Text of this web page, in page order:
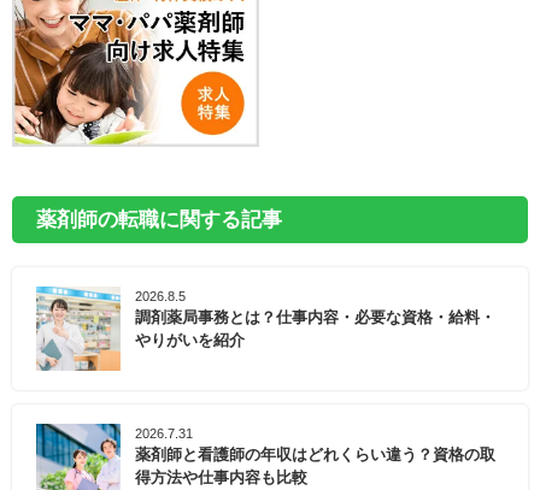
薬剤師の転職に関する記事
2026.8.5
調剤薬局事務とは？仕事内容・必要な資格・給料・
やりがいを紹介
2026.7.31
薬剤師と看護師の年収はどれくらい違う？資格の取
得方法や仕事内容も比較